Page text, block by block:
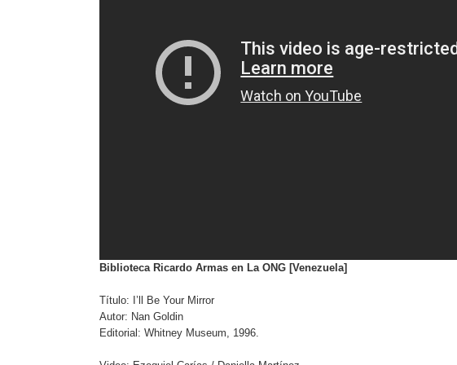
Biblioteca Ricardo Armas en La ONG [Venezuela]
Título: I’ll Be Your Mirror
Autor: Nan Goldin
Editorial: Whitney Museum, 1996.